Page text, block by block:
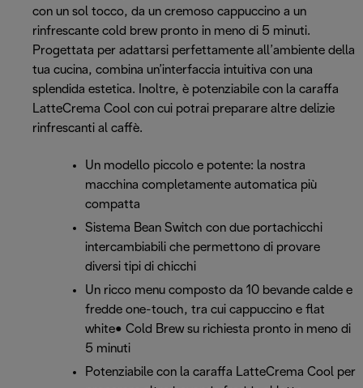
con un sol tocco, da un cremoso cappuccino a un
rinfrescante cold brew pronto in meno di 5 minuti.
Progettata per adattarsi perfettamente all’ambiente della
tua cucina, combina un’interfaccia intuitiva con una
splendida estetica. Inoltre, è potenziabile con la caraffa
LatteCrema Cool con cui potrai preparare altre delizie
rinfrescanti al caffè.
Un modello piccolo e potente: la nostra
macchina completamente automatica più
compatta
Sistema Bean Switch con due portachicchi
intercambiabili che permettono di provare
diversi tipi di chicchi
Un ricco menu composto da 10 bevande calde e
fredde one-touch, tra cui cappuccino e flat
white• Cold Brew su richiesta pronto in meno di
5 minuti
Potenziabile con la caraffa LatteCrema Cool per